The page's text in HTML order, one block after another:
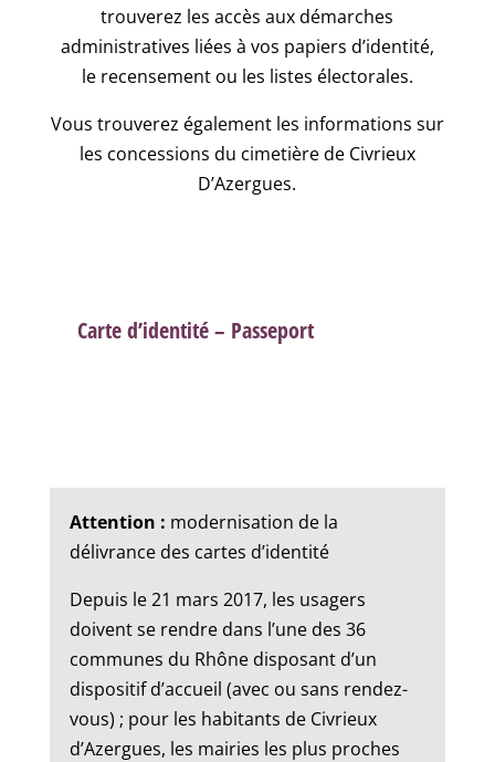
trouverez les accès aux démarches
administratives liées à vos papiers d’identité,
le recensement ou les listes électorales.
Vous trouverez également les informations sur
les concessions du cimetière de Civrieux
D’Azergues.
Carte d’identité – Passeport
Attention : modernisation de la
délivrance des cartes d’identité
Depuis le 21 mars 2017, les usagers
doivent se rendre dans l’une des 36
communes du Rhône disposant d’un
dispositif d’accueil (avec ou sans rendez-
vous) ; pour les habitants de Civrieux
d’Azergues, les mairies les plus proches